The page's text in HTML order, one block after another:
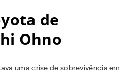
de
Ohno
uma crise de sobrevivência em